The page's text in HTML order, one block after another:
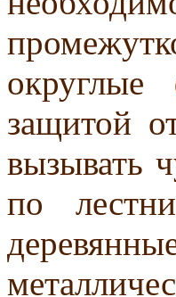
защитой
вызывать
по